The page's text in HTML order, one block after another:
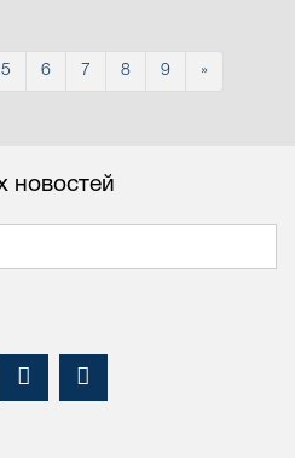
5 6 7 8 9 »
новостей